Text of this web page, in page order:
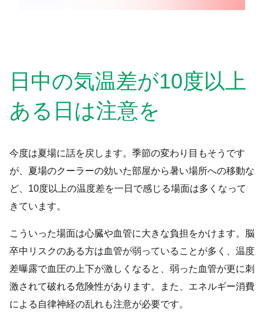
日中の気温差が10度以上
ある日は注意を
今度は夏場に話を戻します。季節の変わり目もそうです
が、夏場のクーラーの効いた部屋から暑い場所への移動な
ど、10度以上の温度差を一日で感じる場面は多くなって
きています。
こういった場面は心臓や血管に大きな負担をかけます。脳
卒中リスクのある方は血管が弱っていることが多く、温度
差曝露で血圧の上下が激しくなると、弱った血管が更に刺
激されて破れる危険性があります。また、エネルギー消費
による自律神経の乱れも注意が必要です。